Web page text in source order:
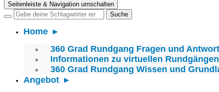
Seitenleiste & Navigation umschalten
Home
360 Grad Rundgang Fragen und
Informationen zu virtuellen Rundgängen
360 Grad Rundgang Wissen und
Angebot